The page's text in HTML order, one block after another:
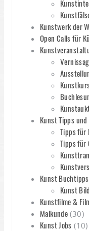
Kunstwerk der
Open Calls für
Kunst Tipps
Tipps für
Tipps für
Kunst Buchtipps
Kunst
Kunstfilme &
Malkunde (30)
Kunst Jobs (10)